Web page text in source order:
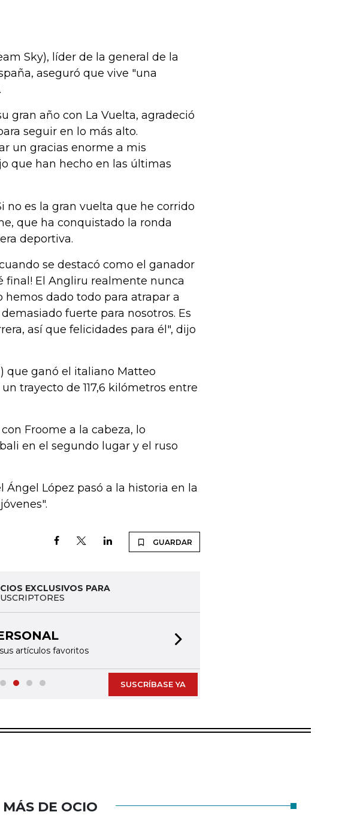
Sky), líder de la general de la
aseguró que vive "una
gran año con La Vuelta, agradeció
seguir en lo más alto.
un gracias enorme a mis
que han hecho en las últimas
no es la gran vuelta que he corrido
que ha conquistado la ronda
deportiva.
se destacó como el ganador
final! El Angliru realmente nunca
hemos dado todo para atrapar a
fuerte para nosotros. Es
así que felicidades para él", dijo
que ganó el italiano Matteo
trayecto de 117,6 kilómetros entre
Froome a la cabeza, lo
en el segundo lugar y el ruso
López pasó a la historia en la
GUARDAR
EXCLUSIVOS PARA
artículos favoritos
SUSCRÍBASE YA
MÁS DE OCIO